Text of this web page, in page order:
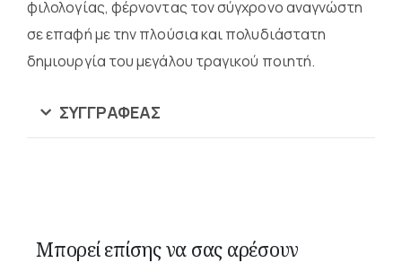
φιλολογίας, φέρνοντας τον σύγχρονο αναγνώστη
σε επαφή με την πλούσια και πολυδιάστατη
δημιουργία του μεγάλου τραγικού ποιητή.
ΣΥΓΓΡΑΦΈΑΣ
Μπορεί επίσης να σας αρέσουν